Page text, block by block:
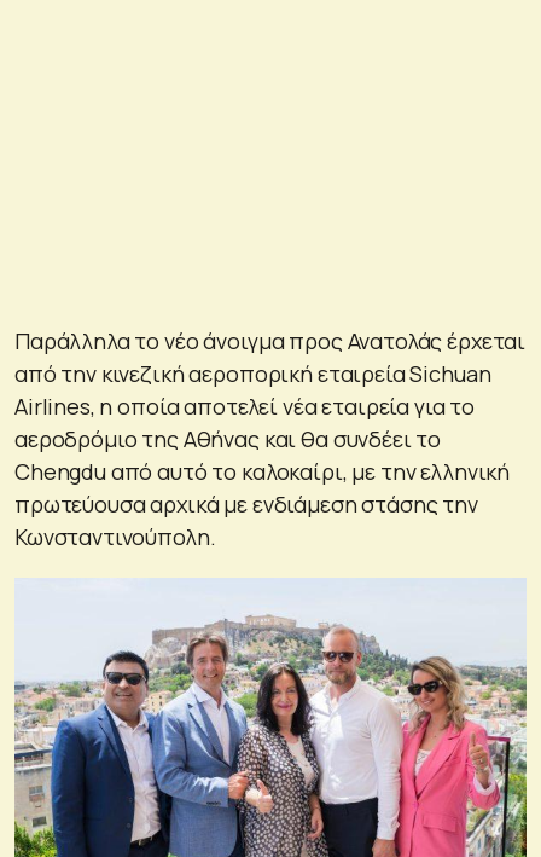
Παράλληλα το νέο άνοιγμα προς Ανατολάς έρχεται
από την κινεζική αεροπορική εταιρεία Sichuan
Airlines, η οποία αποτελεί νέα εταιρεία για το
αεροδρόμιο της Αθήνας και θα συνδέει το
Chengdu από αυτό το καλοκαίρι, με την ελληνική
πρωτεύουσα αρχικά με ενδιάμεση στάσης την
Κωνσταντινούπολη.